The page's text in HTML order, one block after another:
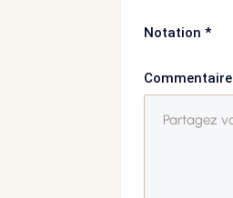
Notation *
Commentaire